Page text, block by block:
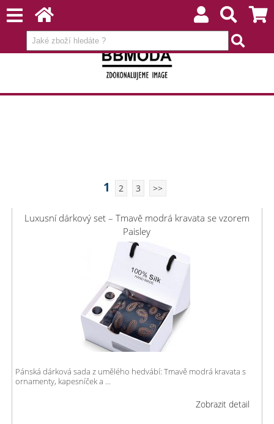
1 2 3 >>
Luxusní dárkový set – Tmavě modrá kravata se vzorem
Paisley
Pánská dárková sada z umělého hedvábí: Tmavě modrá kravata s
ornamenty, kapesníček a ...
Zobrazit detail